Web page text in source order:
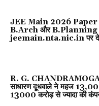
JEE Main 2026 Paper
B.Arch और B.Planning
jeemain.nta.nic.in पर
R. G.
साधारण दूधवाले ने महज
13000 करोड़ से ज्यादा की